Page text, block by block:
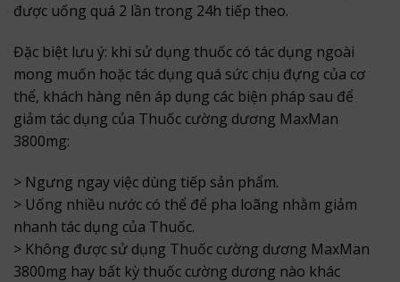
được uống quá 2 lần trong 24h tiếp theo.
Đặc biệt lưu ý: khi sử dụng thuốc có tác dụng ngoài
mong muốn hoặc tác dụng quá sức chịu đựng của cơ
thể, khách hàng nên áp dụng các biện pháp sau để
giảm tác dụng của Thuốc cường dương MaxMan
3800mg:
> Ngưng ngay việc dùng tiếp sản phẩm.
> Uống nhiều nước có thể để pha loãng nhằm giảm
nhanh tác dụng của Thuốc.
> Không được sử dụng Thuốc cường dương MaxMan
3800mg hay bất kỳ thuốc cường dương nào khác